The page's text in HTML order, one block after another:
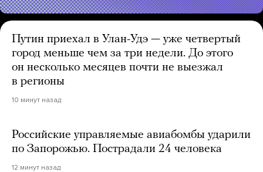
Путин приехал в Улан-Удэ — уже четвертый
город меньше чем за три недели. До этого
он несколько месяцев почти не выезжал
в регионы
10 минут назад
Российские управляемые авиабомбы ударили
по Запорожью. Пострадали 24 человека
12 минут назад